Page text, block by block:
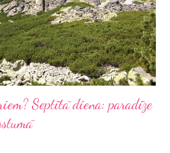
Septītā diena: paradīze